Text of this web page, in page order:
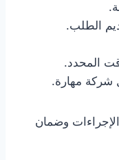
الطلب.
المحدد.
شركة مهارة.
وضمان